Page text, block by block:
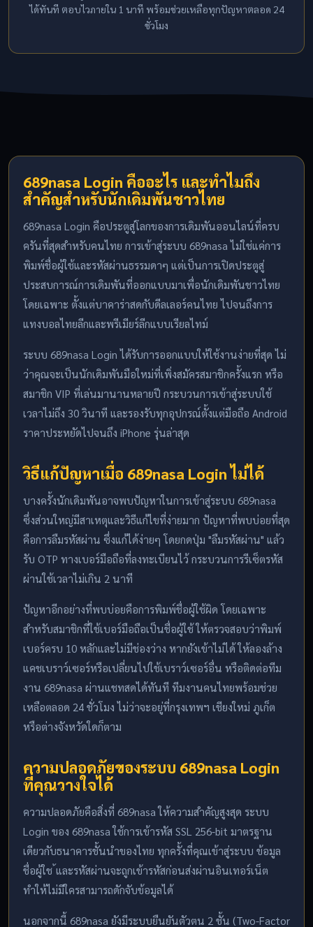
ได้ทันที ตอบไวภายใน 1 นาที พร้อมช่วยเหลือทุกปัญหาตลอด 24
ชั่วโมง
689nasa Login คืออะไร และทำไมถึง
สำคัญสำหรับนักเดิมพันชาวไทย
689nasa Login คือประตูสู่โลกของการเดิมพันออนไลน์ที่ครบ
ครันที่สุดสำหรับคนไทย การเข้าสู่ระบบ 689nasa ไม่ใช่แค่การ
พิมพ์ชื่อผู้ใช้และรหัสผ่านธรรมดาๆ แต่เป็นการเปิดประตูสู่
ประสบการณ์การเดิมพันที่ออกแบบมาเพื่อนักเดิมพันชาวไทย
โดยเฉพาะ ตั้งแต่บาคาร่าสดกับดีลเลอร์คนไทย ไปจนถึงการ
แทงบอลไทยลีกและพรีเมียร์ลีกแบบเรียลไทม์
ระบบ 689nasa Login ได้รับการออกแบบให้ใช้งานง่ายที่สุด ไม่
ว่าคุณจะเป็นนักเดิมพันมือใหม่ที่เพิ่งสมัครสมาชิกครั้งแรก หรือ
สมาชิก VIP ที่เล่นมานานหลายปี กระบวนการเข้าสู่ระบบใช้
เวลาไม่ถึง 30 วินาที และรองรับทุกอุปกรณ์ตั้งแต่มือถือ Android
ราคาประหยัดไปจนถึง iPhone รุ่นล่าสุด
วิธีแก้ปัญหาเมื่อ 689nasa Login ไม่ได้
บางครั้งนักเดิมพันอาจพบปัญหาในการเข้าสู่ระบบ 689nasa
ซึ่งส่วนใหญ่มีสาเหตุและวิธีแก้ไขที่ง่ายมาก ปัญหาที่พบบ่อยที่สุด
คือการลืมรหัสผ่าน ซึ่งแก้ได้ง่ายๆ โดยกดปุ่ม "ลืมรหัสผ่าน" แล้ว
รับ OTP ทางเบอร์มือถือที่ลงทะเบียนไว้ กระบวนการรีเซ็ตรหัส
ผ่านใช้เวลาไม่เกิน 2 นาที
ปัญหาอีกอย่างที่พบบ่อยคือการพิมพ์ชื่อผู้ใช้ผิด โดยเฉพาะ
สำหรับสมาชิกที่ใช้เบอร์มือถือเป็นชื่อผู้ใช้ ให้ตรวจสอบว่าพิมพ์
เบอร์ครบ 10 หลักและไม่มีช่องว่าง หากยังเข้าไม่ได้ ให้ลองล้าง
แคชเบราว์เซอร์หรือเปลี่ยนไปใช้เบราว์เซอร์อื่น หรือติดต่อทีม
งาน 689nasa ผ่านแชทสดได้ทันที ทีมงานคนไทยพร้อมช่วย
เหลือตลอด 24 ชั่วโมง ไม่ว่าจะอยู่ที่กรุงเทพฯ เชียงใหม่ ภูเก็ต
หรือต่างจังหวัดใดก็ตาม
ความปลอดภัยของระบบ 689nasa Login
ที่คุณวางใจได้
ความปลอดภัยคือสิ่งที่ 689nasa ให้ความสำคัญสูงสุด ระบบ
Login ของ 689nasa ใช้การเข้ารหัส SSL 256-bit มาตรฐาน
เดียวกับธนาคารชั้นนำของไทย ทุกครั้งที่คุณเข้าสู่ระบบ ข้อมูล
ชื่อผู้ใช ้และรหัสผ่านจะถูกเข้ารหัสก่อนส่งผ่านอินเทอร์เน็ต
ทำให้ไม่มีใครสามารถดักจับข้อมูลได้
นอกจากนี้ 689nasa ยังมีระบบยืนยันตัวตน 2 ชั้น (Two-Factor